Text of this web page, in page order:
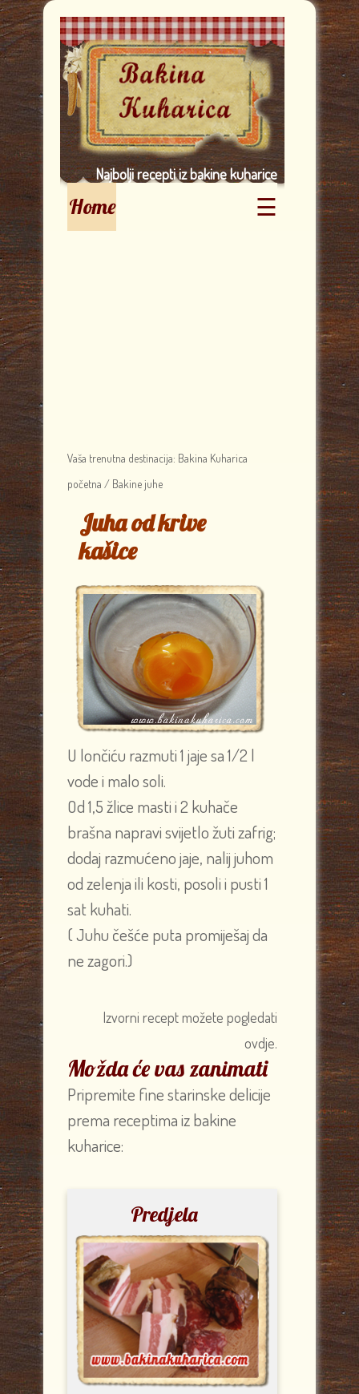
Najbolji recepti iz bakine kuharice
Home ☰
Vaša trenutna destinacija: Bakina Kuharica
početna / Bakine juhe
Juha od krive
kašice
U lončiću razmuti 1 jaje sa 1/2 l
vode i malo soli.
Od 1,5 žlice masti i 2 kuhače
brašna napravi svijetlo žuti zafrig;
dodaj razmućeno jaje, nalij juhom
od zelenja ili kosti, posoli i pusti 1
sat kuhati.
( Juhu češće puta promiješaj da
ne zagori.)
Izvorni recept možete pogledati
ovdje.
Možda će vas zanimati
Pripremite fine starinske delicije
prema receptima iz bakine
kuharice:
Predjela